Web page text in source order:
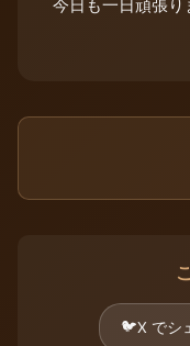
今日も一日頑張り
🐦X でシ